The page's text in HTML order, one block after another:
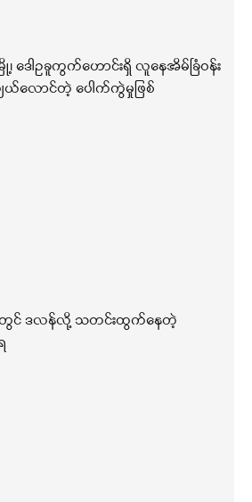
ဒေါဥခူကွက်ဟောင်းရှိ လူနေအိမ်ခြံဝန်း
လောင်တဲ့ ပေါက်ကွဲမှုဖြစ်
င် ဒလန်လို့ သတင်းထွက်နေတဲ့